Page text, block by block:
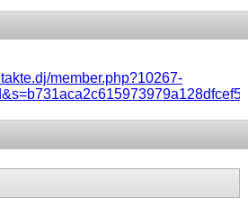
member.php?10267-